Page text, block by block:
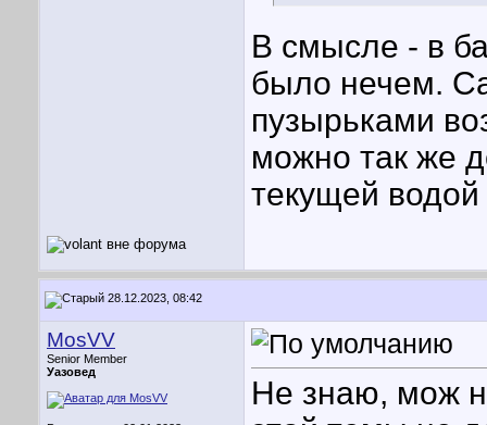
В смысле - в
было нечем.
пузырьками
можно так же
текущей
28.12.2023, 08:42
MosVV
Senior Member
Уазовед
Не знаю, мож